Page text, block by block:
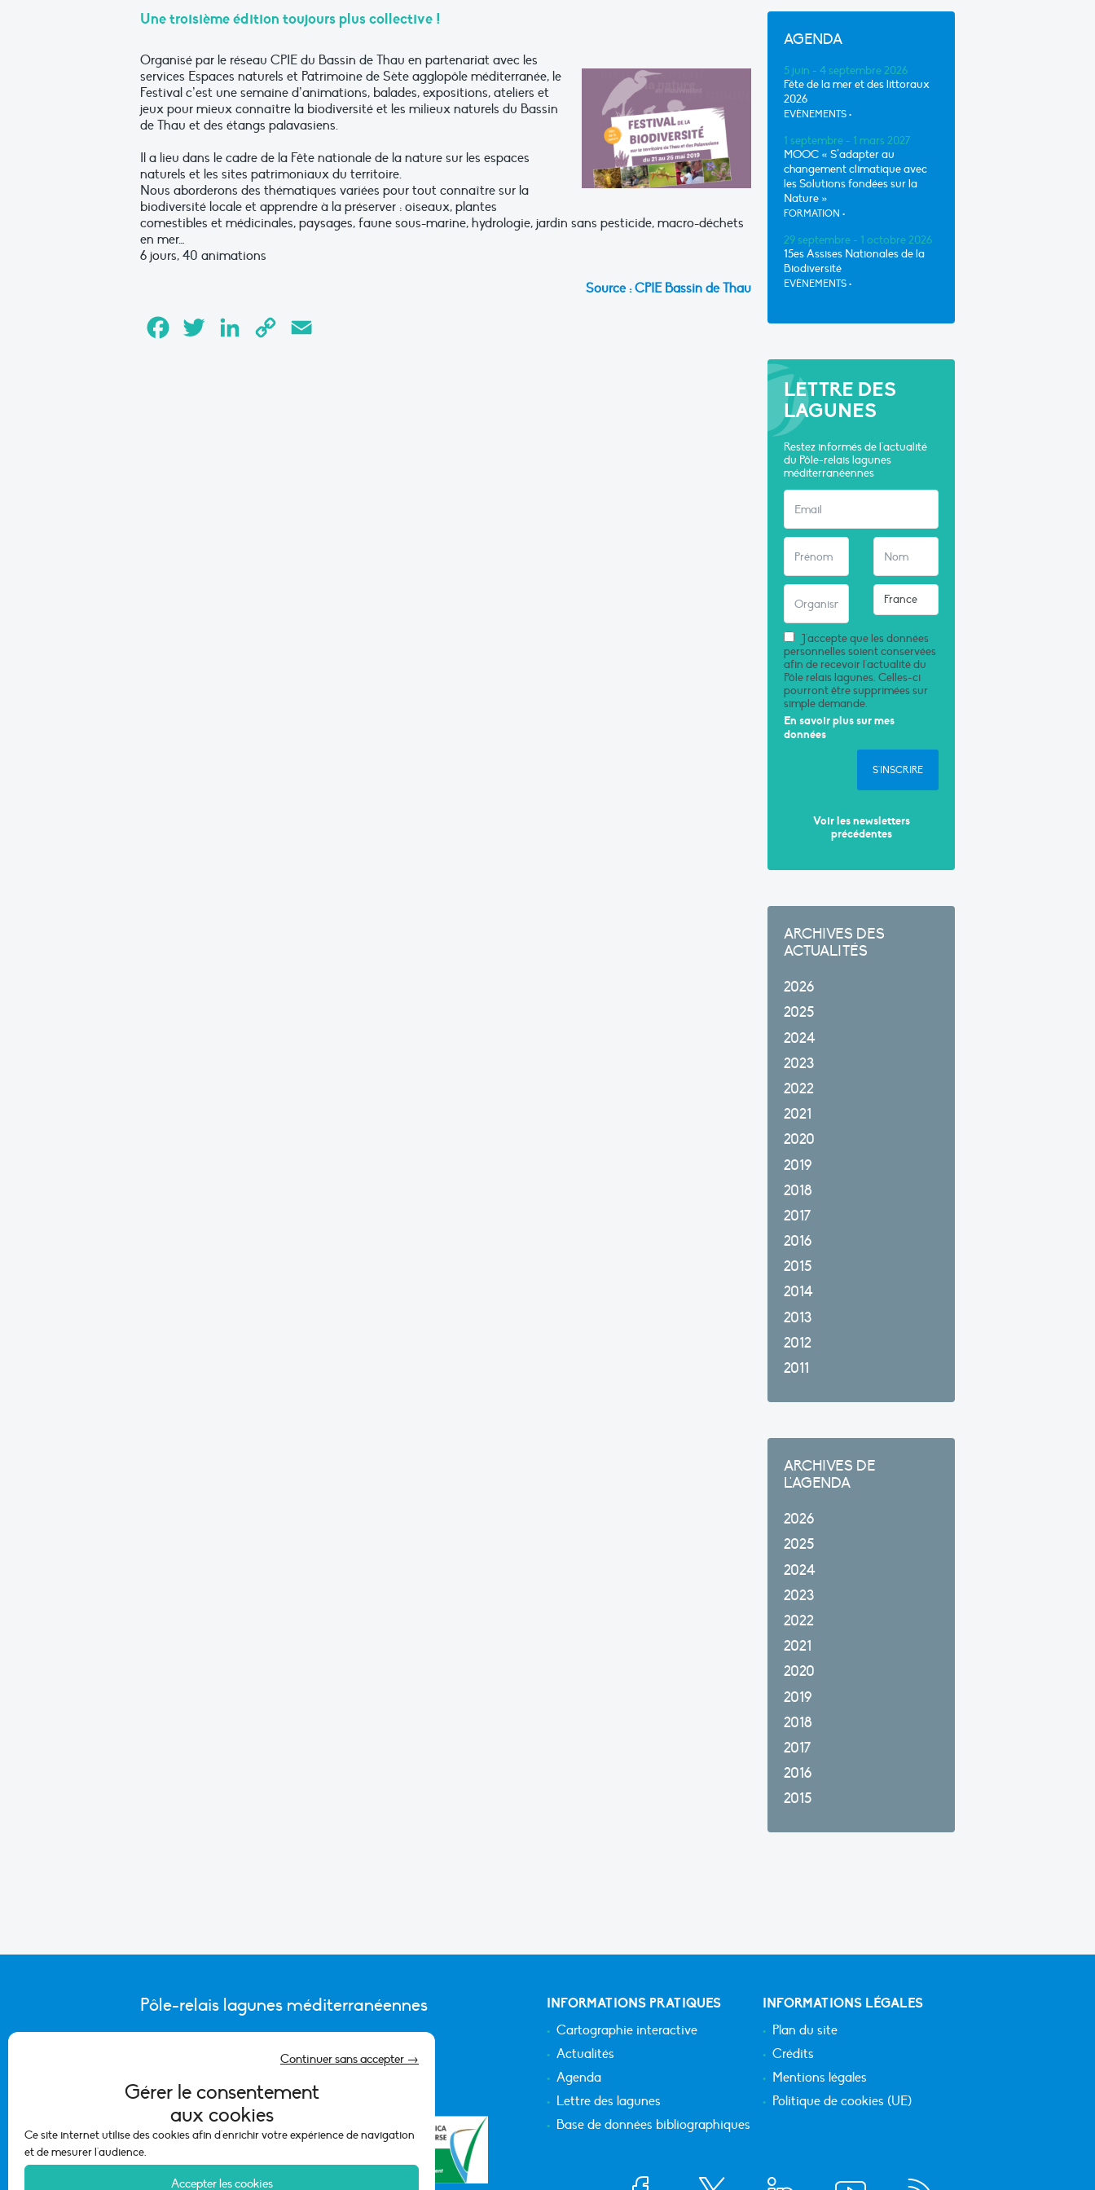
Gérer le consentement
aux cookies
Ce site internet utilise des cookies afin d'enrichir votre expérience de navigation
et de mesurer l'audience.
Accepter les cookies
Continuer sans accepter →
Une troisième édition toujours plus collective !
Organisé par le réseau CPIE du Bassin de Thau en partenariat avec les
services Espaces naturels et Patrimoine de Sète agglopôle méditerranée, le
Festival c’est une semaine d’animations, balades, expositions, ateliers et
jeux pour mieux connaître la biodiversité et les milieux naturels du Bassin
de Thau et des étangs palavasiens.
Il a lieu dans le cadre de la Fête nationale de la nature sur les espaces
naturels et les sites patrimoniaux du territoire.
Nous aborderons des thématiques variées pour tout connaître sur la
biodiversité locale et apprendre à la préserver : oiseaux, plantes
comestibles et médicinales, paysages, faune sous-marine, hydrologie, jardin sans pesticide, macro-déchets
en mer…
6 jours, 40 animations
Source : CPIE Bassin de Thau
FacebookTwitter LinkedInCopy
AGENDA
5 juin - 4 septembre 2026
Fête de la mer et des littoraux
2026
EVÈNEMENTS •
1 septembre - 1 mars 2027
MOOC « S’adapter au
changement climatique avec
les Solutions fondées sur la
Nature »
FORMATION •
29 septembre - 1 octobre 2026
15es Assises Nationales de la
Biodiversité
EVÈNEMENTS •
LETTRE DES
LAGUNES
Restez informés de l'actualité
du Pôle-relais lagunes
méditerranéennes
J'accepte que les données
personnelles soient conservées
afin de recevoir l'actualité du
Pôle relais lagunes. Celles-ci
pourront être supprimées sur
simple demande.
En savoir plus sur mes
données
S'INSCRIRE
Voir les newsletters
précédentes
ARCHIVES DES
ACTUALITÉS
2026
2025
2024
2023
2022
2021
2020
2019
2018
2017
2016
2015
2014
2013
2012
2011
ARCHIVES DE
L'AGENDA
2026
2025
2024
2023
2022
2021
2020
2019
2018
2017
2016
2015
Pôle-relais lagunes méditerranéennes
CONTACTER L’ÉQUIPE DU PÔLE
INFORMATIONS PRATIQUES
Cartographie interactive
Actualités
Agenda
Lettre des lagunes
Base de données bibliographiques
INFORMATIONS LÉGALES
Plan du site
Crédits
Mentions légales
Politique de cookies (UE)